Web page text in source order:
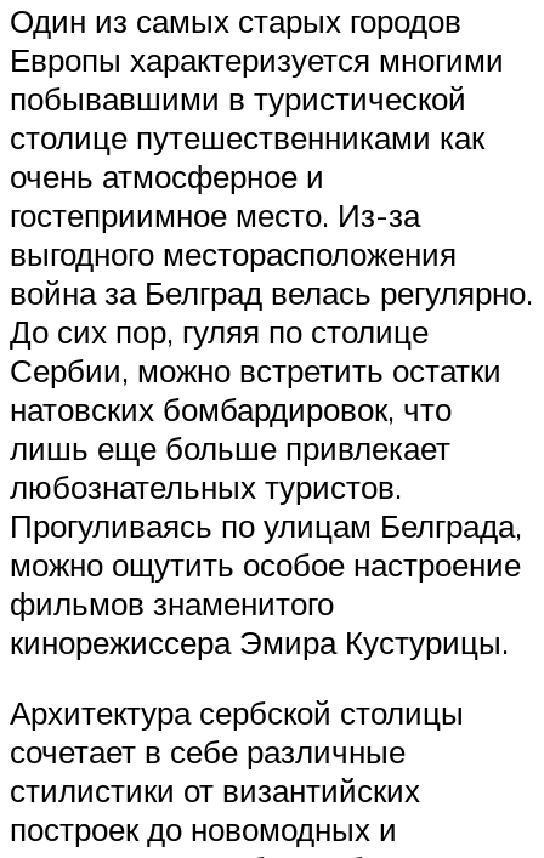
Один из самых старых городов
Европы характеризуется многими
побывавшими в туристической
столице путешественниками как
очень атмосферное и
гостеприимное место. Из-за
выгодного месторасположения
война за Белград велась регулярно.
До сих пор, гуляя по столице
Сербии, можно встретить остатки
натовских бомбардировок, что
лишь еще больше привлекает
любознательных туристов.
Прогуливаясь по улицам Белграда,
можно ощутить особое настроение
фильмов знаменитого
кинорежиссера Эмира Кустурицы.
Архитектура сербской столицы
сочетает в себе различные
стилистики от византийских
построек до новомодных и